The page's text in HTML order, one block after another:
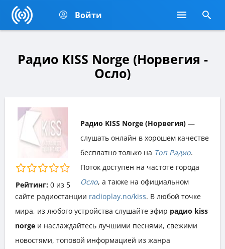
Войти
Радио KISS Norge (Норвегия -
Осло)
Рейтинг: 0из 5
Радио KISS Norge (Норвегия) —
слушать онлайн в хорошем качестве
бесплатно только на Топ Радио.
Поток доступен на частоте города
Осло, а также на официальном
сайте радиостанции radioplay.no/kiss. В любой точке
мира, из любого устройства слушайте эфир радио kiss
norge и наслаждайтесь лучшими песнями, свежими
новостями, топовой информацией из жанра